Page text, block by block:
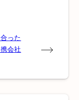
った
会社